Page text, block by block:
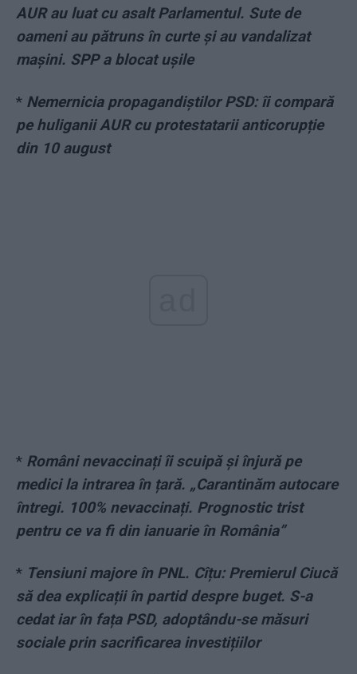
AUR au luat cu asalt Parlamentul. Sute de
oameni au pătruns în curte și au vandalizat
mașini. SPP a blocat ușile
* Nemernicia propagandiștilor PSD: îi compară
pe huliganii AUR cu protestatarii anticorupție
din 10 august
* Români nevaccinați îi scuipă și înjură pe
medici la intrarea în țară. „Carantinăm autocare
întregi. 100% nevaccinați. Prognostic trist
pentru ce va fi din ianuarie în România”
* Tensiuni majore în PNL. Cîțu: Premierul Ciucă
să dea explicații în partid despre buget. S-a
cedat iar în fața PSD, adoptându-se măsuri
sociale prin sacrificarea investițiilor